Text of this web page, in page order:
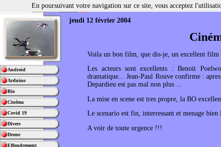
Android
Arduino
Bio
Cinéma
Covid 19
Divers
Drone
Effondrement
jeudi 12 février 2004
Voila un bon film, que dis-je, un excellent
Les acteurs sont excellents : Benoit
dramatique... Jean-Paul Rouve confirme :
Depardieu est pas mal non plus ...
La mise en scene est tres propre, la BO
Le scenario est fin, interressant et menage bien
A voir de toute urgence !!!
En poursuivant votre navigation sur ce site, vous acceptez